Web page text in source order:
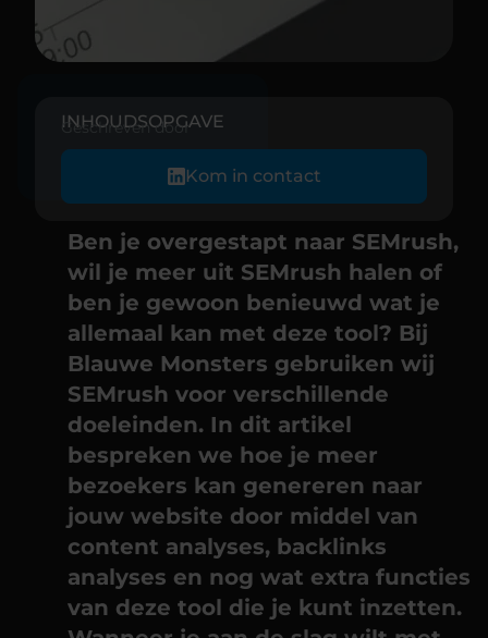
Geschreven door
Kom in contact
INHOUDSOPGAVE
Ben je overgestapt naar SEMrush,
wil je meer uit SEMrush halen of
ben je gewoon benieuwd wat je
allemaal kan met deze tool? Bij
Blauwe Monsters gebruiken wij
SEMrush voor verschillende
doeleinden. In dit artikel
bespreken we hoe je meer
bezoekers kan genereren naar
jouw website door middel van
content analyses, backlinks
analyses en nog wat extra functies
van deze tool die je kunt inzetten.